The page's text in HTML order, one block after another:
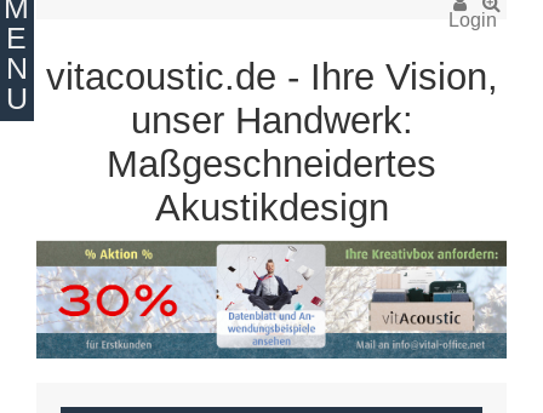
Login
vitacoustic.de - Ihre Vision,
unser Handwerk:
Maßgeschneidertes
Akustikdesign